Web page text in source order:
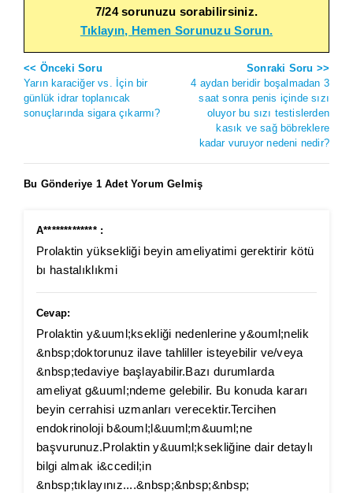
7/24 sorunuzu sorabilirsiniz.
Tıklayın, Hemen Sorunuzu Sorun.
<< Önceki Soru
Yarın karaciğer vs. İçin bir
günlük idrar toplanıcak
sonuçlarında sigara çıkarmı?
Sonraki Soru >>
4 aydan beridir boşalmadan 3
saat sonra penis içinde sızı
oluyor bu sızı testislerden
kasık ve sağ böbreklere
kadar vuruyor nedeni nedir?
Bu Gönderiye 1 Adet Yorum Gelmiş
A************* :
Prolaktin yüksekliği beyin ameliyatimi gerektirir kötü
bı hastalıklıkmi
Cevap:
Prolaktin y&uuml;ksekliği nedenlerine y&ouml;nelik
&nbsp;doktorunuz ilave tahliller isteyebilir ve/veya
&nbsp;tedaviye başlayabilir.Bazı durumlarda
ameliyat g&uuml;ndeme gelebilir. Bu konuda kararı
beyin cerrahisi uzmanları verecektir.Tercihen
endokrinoloji b&ouml;l&uuml;m&uuml;ne
başvurunuz.Prolaktin y&uuml;ksekliğine dair detaylı
bilgi almak i&ccedil;in
&nbsp;tıklayınız....&nbsp;&nbsp;&nbsp;